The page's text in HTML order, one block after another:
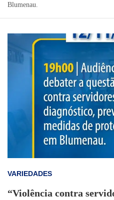
Blumenau.
VARIEDADES
“Violência contra